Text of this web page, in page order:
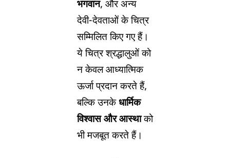
भगवान, और अन्य
देवी-देवताओं के चित्र
सम्मिलित किए गए हैं।
ये चित्र श्रद्धालुओं को
न केवल आध्यात्मिक
ऊर्जा प्रदान करते हैं,
बल्कि उनकेधार्मिक
विश्वास और आस्थाको
भी मजबूत करते हैं।